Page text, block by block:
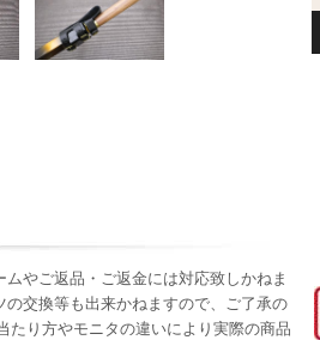
やご返品・ご返金には対応致しかねま
交換等も出来かねますので、ご了承の
たり方やモニタの違いにより実際の商品